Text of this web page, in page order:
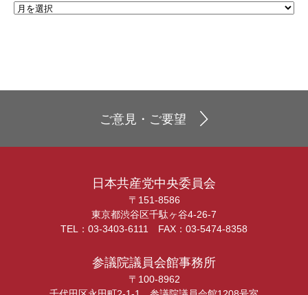
ご意見・ご要望
日本共産党中央委員会
〒151-8586
東京都渋谷区千駄ヶ谷4-26-7
TEL：03-3403-6111 FAX：03-5474-8358
参議院議員会館事務所
〒100-8962